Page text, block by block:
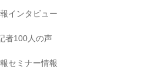
インタビュー
者100人の声
セミナー情報